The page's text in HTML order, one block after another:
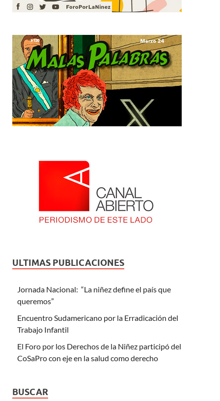
ULTIMAS PUBLICACIONES
Jornada Nacional: “La niñez define el país que
queremos”
Encuentro Sudamericano por la Erradicación del
Trabajo Infantil
El Foro por los Derechos de la Niñez participó del
CoSaPro con eje en la salud como derecho
BUSCAR